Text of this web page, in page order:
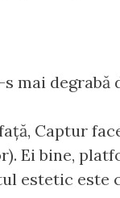
s mai
Captur
Ei bine,
estetic este